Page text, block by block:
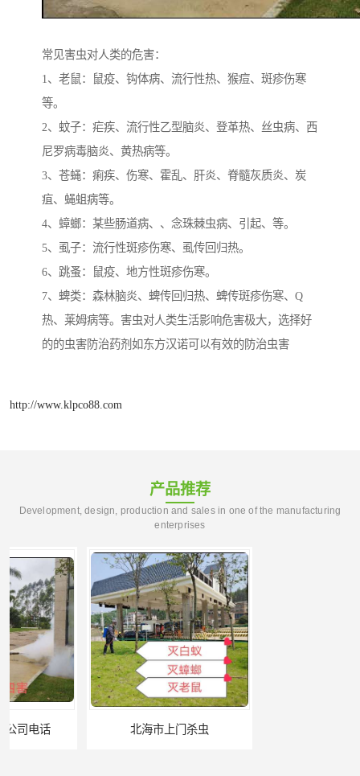
常见害虫对人类的危害：
1、老鼠：鼠疫、钩体病、流行性热、猴痘、斑疹伤寒
等。
2、蚊子：疟疾、流行性乙型脑炎、登革热、丝虫病、西
尼罗病毒脑炎、黄热病等。
3、苍蝇：痢疾、伤寒、霍乱、肝炎、脊髓灰质炎、炭
疽、蝇蛆病等。
4、蟑螂：某些肠道病、、念珠棘虫病、引起、等。
5、虱子：流行性斑疹伤寒、虱传回归热。
6、跳蚤：鼠疫、地方性斑疹伤寒。
7、蜱类：森林脑炎、蜱传回归热、蜱传斑疹伤寒、Q
热、莱姆病等。害虫对人类生活影响危害极大，选择好
的的虫害防治药剂如东方汉诺可以有效的防治虫害
http://www.klpco88.com
产品推荐
Development, design, production and sales in one of the manufacturing
enterprises
北海市上门杀虫